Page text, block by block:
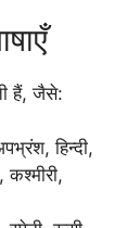
हैं, जैसे:
हिन्दी,
कश्मीरी,